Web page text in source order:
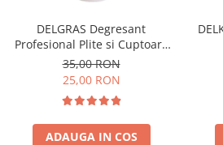
DELGRAS Degresant
Profesional Plite si Cuptoare
1L
35,00 RON
25,00 RON
ADAUGA IN COS